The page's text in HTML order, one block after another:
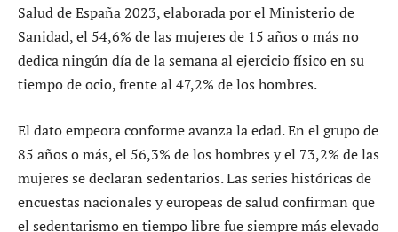
Salud de España 2023, elaborada por el Ministerio de
Sanidad, el 54,6% de las mujeres de 15 años o más no
dedica ningún día de la semana al ejercicio físico en su
tiempo de ocio, frente al 47,2% de los hombres.
El dato empeora conforme avanza la edad. En el grupo de
85 años o más, el 56,3% de los hombres y el 73,2% de las
mujeres se declaran sedentarios. Las series históricas de
encuestas nacionales y europeas de salud confirman que
el sedentarismo en tiempo libre fue siempre más elevado